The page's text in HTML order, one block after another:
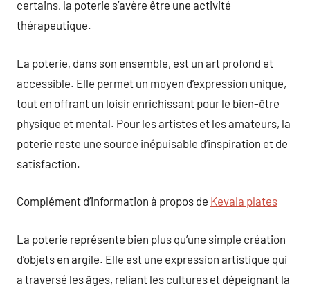
certains, la poterie s’avère être une activité
thérapeutique.
La poterie, dans son ensemble, est un art profond et
accessible. Elle permet un moyen d’expression unique,
tout en offrant un loisir enrichissant pour le bien-être
physique et mental. Pour les artistes et les amateurs, la
poterie reste une source inépuisable d’inspiration et de
satisfaction.
Complément d’information à propos de Kevala plates
La poterie représente bien plus qu’une simple création
d’objets en argile. Elle est une expression artistique qui
a traversé les âges, reliant les cultures et dépeignant la